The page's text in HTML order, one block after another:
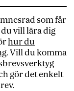
som får
vill lära dig
hur du
. Vill du komma
gör det enkelt